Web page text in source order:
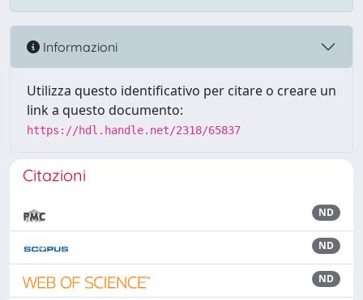
Informazioni
Utilizza questo identificativo per citare o creare un
link a questo documento:
https://hdl.handle.net/2318/65837
Citazioni
ND
ND
ND